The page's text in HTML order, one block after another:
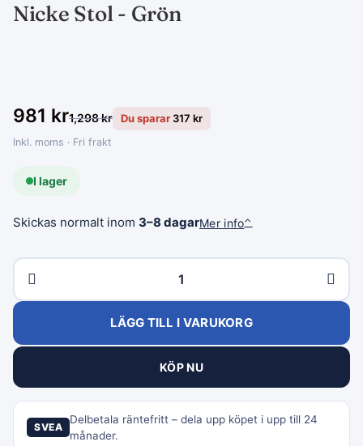
Nicke Stol - Grön
981 kr1,298kr Du sparar 317 kr
Inkl. moms · Fri frakt
I lager
Skickas normalt inom 3–8 dagarMer info⌃
LÄGG TILL I VARUKORG
KÖP NU
SVEA
Delbetala räntefritt – dela upp köpet i upp till 24
månader.